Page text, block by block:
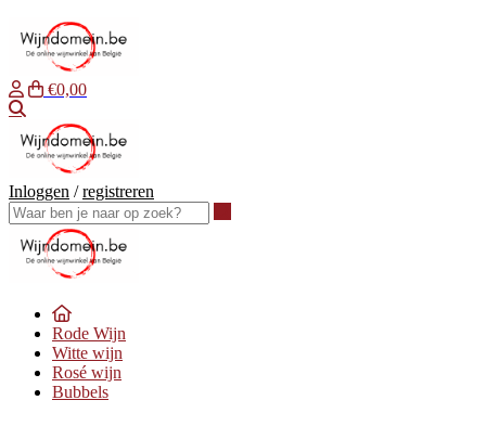
€0,00
Inloggen /registreren
Rode Wijn
Witte wijn
Rosé wijn
Bubbels